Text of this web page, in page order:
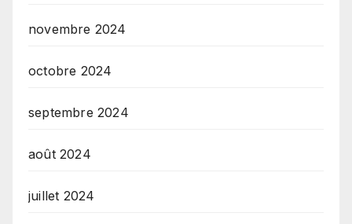
novembre 2024
octobre 2024
septembre 2024
août 2024
juillet 2024